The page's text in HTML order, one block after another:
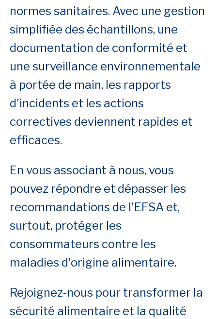
normes sanitaires. Avec une gestion
simplifiée des échantillons, une
documentation de conformité et
une surveillance environnementale
à portée de main, les rapports
d'incidents et les actions
correctives deviennent rapides et
efficaces.
En vous associant à nous, vous
pouvez répondre et dépasser les
recommandations de l'EFSA et,
surtout, protéger les
consommateurs contre les
maladies d'origine alimentaire.
Rejoignez-nous pour transformer la
sécurité alimentaire et la qualité